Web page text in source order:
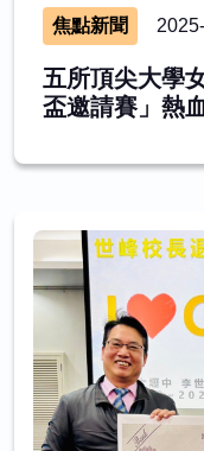
焦點新聞
五所頂尖大學
盃邀請賽」熱